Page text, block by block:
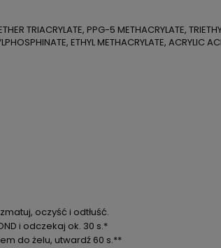
TRIACRYLATE, PPG-5 METHACRYLATE,
ETHYL METHACRYLATE,
oczyść i odtłuść.
i odczekaj ok. 30 s.*
do żelu, utwardź 60 s.**